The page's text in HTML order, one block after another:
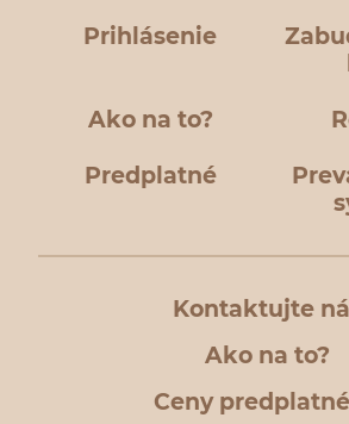
Prihlásenie
Ako na to?
Predplatné
Kontaktujte
Ako na to?
Ceny